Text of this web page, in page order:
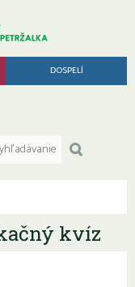
DOSPELÍ
kvíz